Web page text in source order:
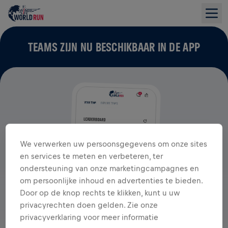
TEAMS ZIJN NU BESCHIKBAAR IN DE APP
We verwerken uw persoonsgegevens om onze sites
en services te meten en verbeteren, ter
ondersteuning van onze marketingcampagnes en
om persoonlijke inhoud en advertenties te bieden.
Door op de knop rechts te klikken, kunt u uw
privacyrechten doen gelden. Zie onze
privacyverklaring voor meer informatie